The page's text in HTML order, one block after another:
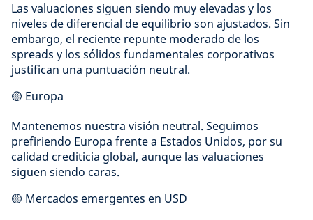
Las valuaciones siguen siendo muy elevadas y los
niveles de diferencial de equilibrio son ajustados. Sin
embargo, el reciente repunte moderado de los
spreads y los sólidos fundamentales corporativos
justifican una puntuación neutral.
🟡 Europa
Mantenemos nuestra visión neutral. Seguimos
prefiriendo Europa frente a Estados Unidos, por su
calidad crediticia global, aunque las valuaciones
siguen siendo caras.
🟡 Mercados emergentes en USD